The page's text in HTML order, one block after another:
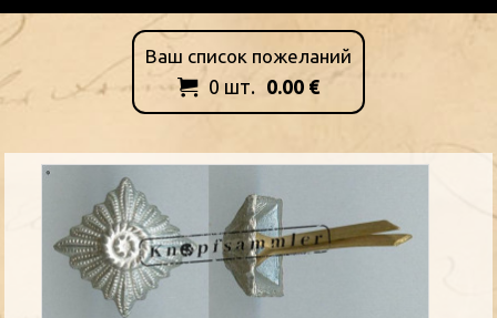
Ваш список пожеланий
 0 шт. 0.00 €